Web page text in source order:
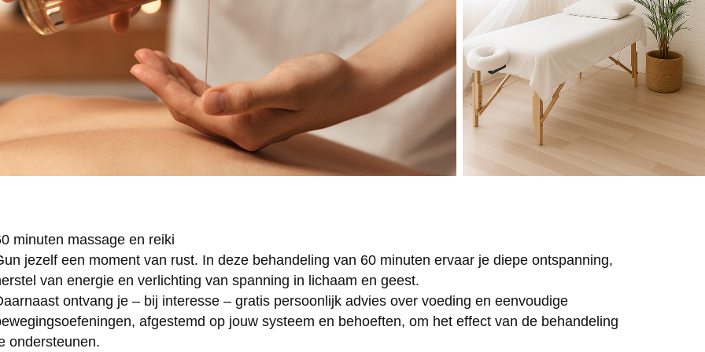
minuten massage en reiki
jezelf een moment van rust. In deze behandeling van 60 minuten ervaar je diepe ontspanning,
van energie en verlichting van spanning in lichaam en geest.
ontvang je – bij interesse – gratis persoonlijk advies over voeding en eenvoudige
afgestemd op jouw systeem en behoeften, om het effect van de behandeling
ondersteunen.